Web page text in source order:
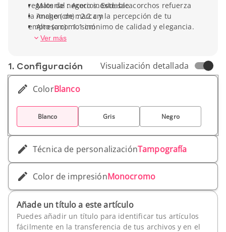
regalos de negocios. Este sacacorchos refuerza
la imagen de marca y la percepción de tu
empresa como sinónimo de calidad y elegancia.
Material : Acero inoxidable
Ancho (cm) : 2.2 cm
Alto (cm) : 1.1 cm
Profundidad : 2.2 cm
Ver más
1. Conf­iguración Visualización detallada
ColorBlanco
Blanco Gris Negro
Técnica de personalizaciónTampografía
Color de impresiónMonocromo
Añade un título a este artículo
Puedes añadir un título para identificar tus artículos
fácilmente en la transferencia de tus archivos y en el